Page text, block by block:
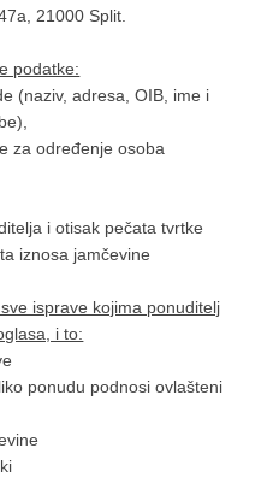
21000 Split.
podatke:
(naziv, adresa, OIB, ime i
za određenje osoba
i otisak pečata tvrtke
iznosa jamčevine
isprave kojima ponuditelj
i to:
ponudu podnosi ovlašteni